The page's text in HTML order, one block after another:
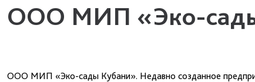
ООО МИП «Эко-
ООО МИП «Эко-сады Кубани». Недавно созданное